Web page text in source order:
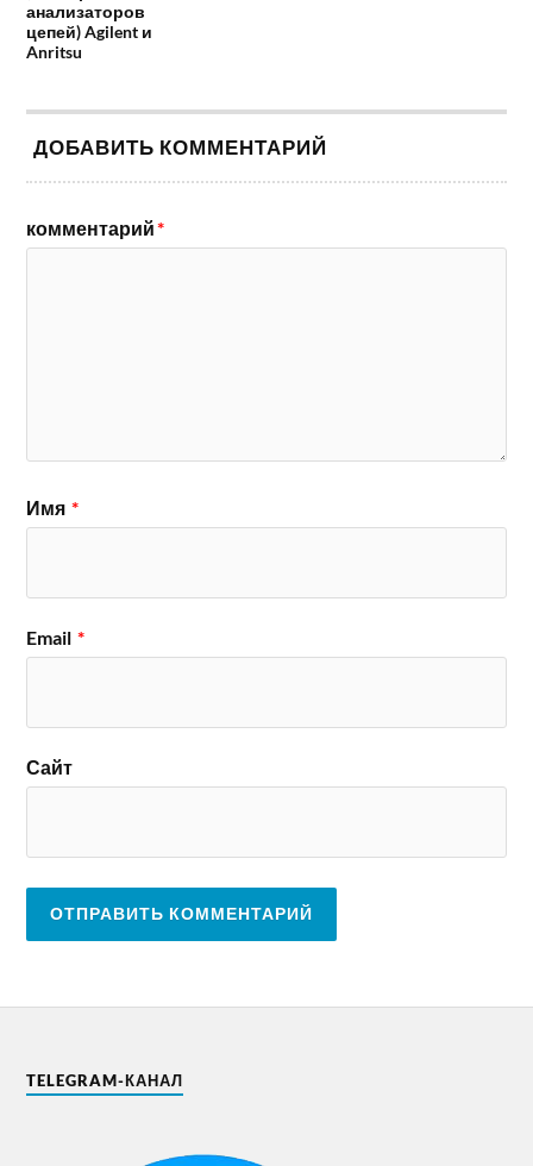
анализаторов
цепей) Agilent и
Anritsu
ДОБАВИТЬ КОММЕНТАРИЙ
комментарий*
Имя *
Email *
Сайт
TELEGRAM-КАНАЛ